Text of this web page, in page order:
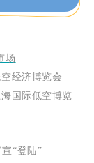
场
经济博览会
国际低空博览
“登陆”